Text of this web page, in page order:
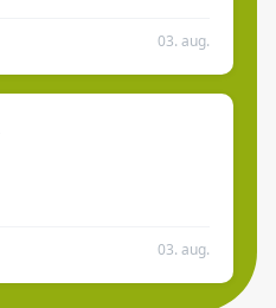
03. aug.
03. aug.